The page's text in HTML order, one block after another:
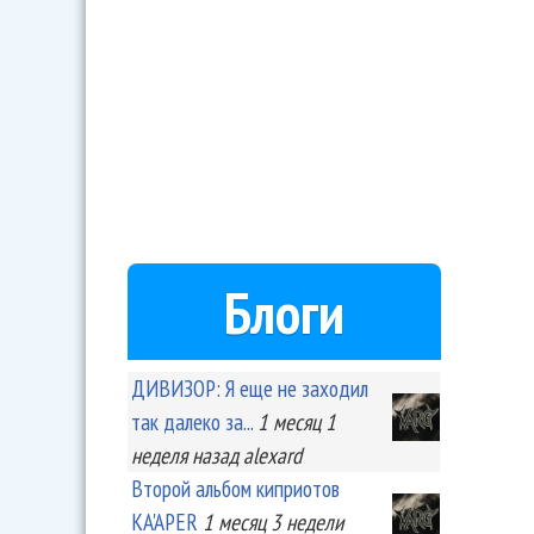
Блоги
ДИВИЗОР: Я еще не заходил
так далеко за... 1 месяц 1
неделяназад alexard
Второй альбом киприотов
KA'APER 1 месяц 3 недели